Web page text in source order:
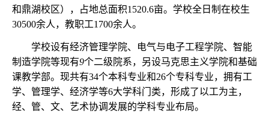
和鼎湖校区），占地总面积1520.6亩。学校全日制在校生
30500余人，教职工1700余人。
学校设有经济管理学院、电气与电子工程学院、智能
制造学院等现有9个二级院系，另设马克思主义学院和基础
课教学部。现共有34个本科专业和26个专科专业，拥有工
学、管理学、经济学等6大学科门类，形成了以工为主，
经、管、文、艺术协调发展的学科专业布局。